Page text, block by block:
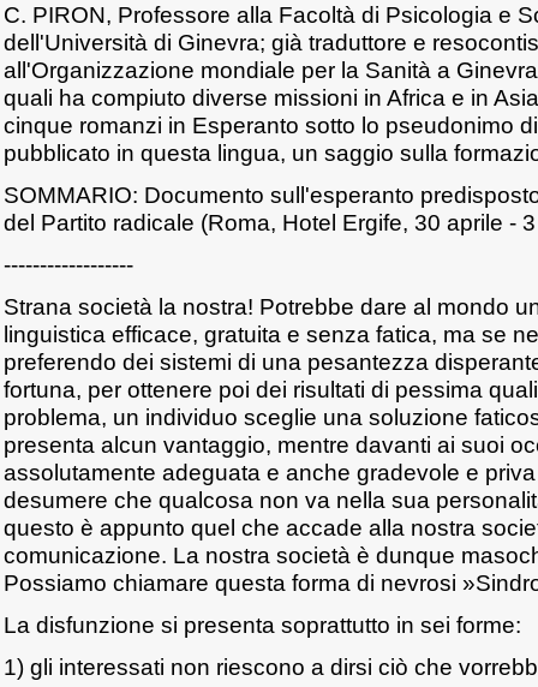
C. PIRON, Professore alla Facoltà di Psicologia e
dell'Università di Ginevra; già traduttore e
all'Organizzazione mondiale per la Sanità a
quali ha compiuto diverse missioni in Africa e in
cinque romanzi in Esperanto sotto lo pseudonimo
pubblicato in questa lingua, un saggio sulla
SOMMARIO: Documento sull'esperanto
del Partito radicale (Roma, Hotel Ergife, 30 aprile -
------------------
Strana società la nostra! Potrebbe dare al mondo
linguistica efficace, gratuita e senza fatica, ma se
preferendo dei sistemi di una pesantezza
fortuna, per ottenere poi dei risultati di pessima
problema, un individuo sceglie una soluzione
presenta alcun vantaggio, mentre davanti ai suoi
assolutamente adeguata e anche gradevole e
desumere che qualcosa non va nella sua
questo è appunto quel che accade alla nostra
comunicazione. La nostra società è dunque
Possiamo chiamare questa forma di nevrosi
La disfunzione si presenta soprattutto in sei forme:
1) gli interessati non riescono a dirsi ciò che